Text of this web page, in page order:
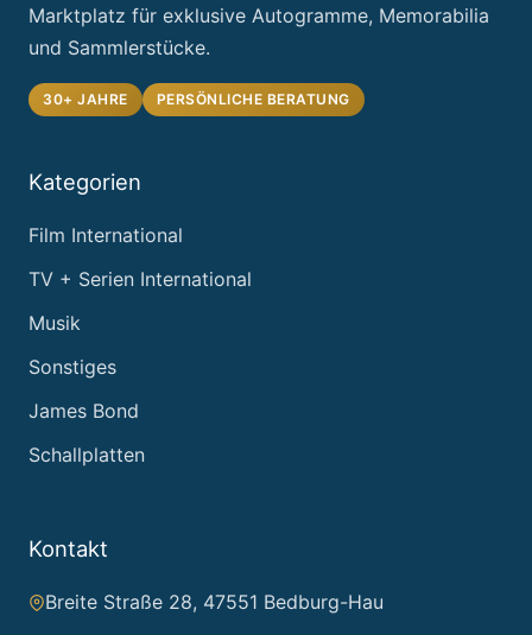
Marktplatz für exklusive Autogramme, Memorabilia
und Sammlerstücke.
30+ JAHRE PERSÖNLICHE BERATUNG
Kategorien
Film International
TV + Serien International
Musik
Sonstiges
James Bond
Schallplatten
Kontakt
Breite Straße 28, 47551 Bedburg-Hau